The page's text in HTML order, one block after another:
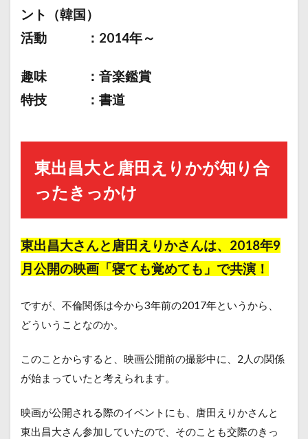
ント（韓国）
活動 ：2014年～
趣味 ：音楽鑑賞
特技 ：書道
東出昌大と唐田えりかが知り合
ったきっかけ
東出昌大さんと唐田えりかさんは、 2018年9
月 公開の映画「寝ても覚めても」で共演！
ですが、不倫関係は今から3年前の2017年というから、
どういうことなのか。
このことからすると、映画公開前の撮影中に、2人の関係
が始まっていたと考えられます。
映画が公開される際のイベントにも、唐田えりかさんと
東出昌大さん参加していたので、そのことも交際のきっ